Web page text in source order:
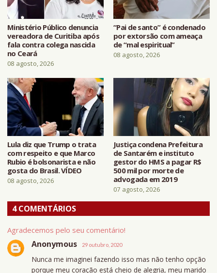
Ministério Público denuncia
vereadora de Curitiba após
fala contra colega nascida
no Ceará
08 agosto, 2026
“Pai de santo” é condenado
por extorsão com ameaça
de “mal espiritual”
08 agosto, 2026
Lula diz que Trump o trata
com respeito e que Marco
Rubio é bolsonarista e não
gosta do Brasil. VÍDEO
08 agosto, 2026
Justiça condena Prefeitura
de Santarém e instituto
gestor do HMS a pagar R$
500 mil por morte de
advogada em 2019
07 agosto, 2026
4 COMENTÁRIOS
Agradecemos pelo seu comentário!
Anonymous 29 outubro, 2020
Nunca me imaginei fazendo isso mas não tenho opção
porque meu coração está cheio de alegria, meu marido